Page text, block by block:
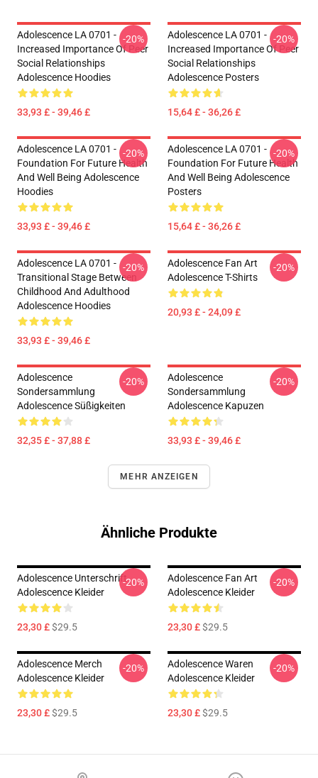
Adolescence LA 0701 -
Increased Importance Of Peer
Social Relationships
Adolescence Hoodies
33,93 £ - 39,46 £
-20%
Adolescence LA 0701 -
Increased Importance Of Peer
Social Relationships
Adolescence Posters
15,64 £ - 36,26 £
-20%
Adolescence LA 0701 -
Foundation For Future Health
And Well Being Adolescence
Hoodies
33,93 £ - 39,46 £
-20%
Adolescence LA 0701 -
Foundation For Future Health
And Well Being Adolescence
Posters
15,64 £ - 36,26 £
-20%
Adolescence LA 0701 -
Transitional Stage Between
Childhood And Adulthood
Adolescence Hoodies
33,93 £ - 39,46 £
-20%
Adolescence Fan Art
Adolescence T-Shirts
20,93 £ - 24,09 £
-20%
Adolescence
Sondersammlung
Adolescence Süßigkeiten
32,35 £ - 37,88 £
-20%
Adolescence
Sondersammlung
Adolescence Kapuzen
33,93 £ - 39,46 £
-20%
MEHR ANZEIGEN
Ähnliche Produkte
Adolescence Unterschrift
Adolescence Kleider
23,30 £$29.5
-20%
Adolescence Fan Art
Adolescence Kleider
23,30 £$29.5
-20%
Adolescence Merch
Adolescence Kleider
23,30 £$29.5
-20%
Adolescence Waren
Adolescence Kleider
23,30 £$29.5
-20%